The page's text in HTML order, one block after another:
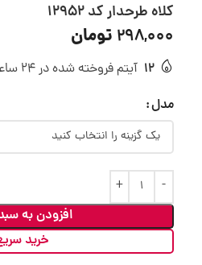
کلاه طرحدار کد 12952
298,000 تومان
12 آیتم فروخته شده در 24 ساعت
مدل
افزودن به
خرید